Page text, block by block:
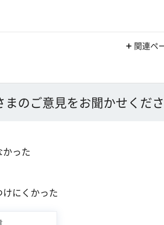
関連ペ
のご意見をお聞かせくだ
った
にくかった